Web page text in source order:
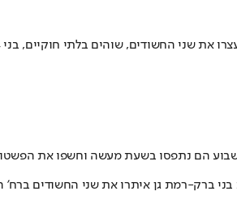
שני החשודים, שוהים בלתי חוקיים, בני 24 ו-17
ברק-רמת גן איתרו את שני החשודים ברח'